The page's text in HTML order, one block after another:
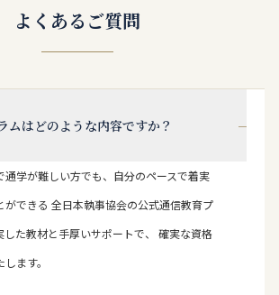
よくあるご質問
ムはどのような内容ですか？ −
通学が難しい方でも、自分のペースで着実
ができる 全日本執事協会の公式通信教育プ
した教材と手厚いサポートで、 確実な資格
ます。